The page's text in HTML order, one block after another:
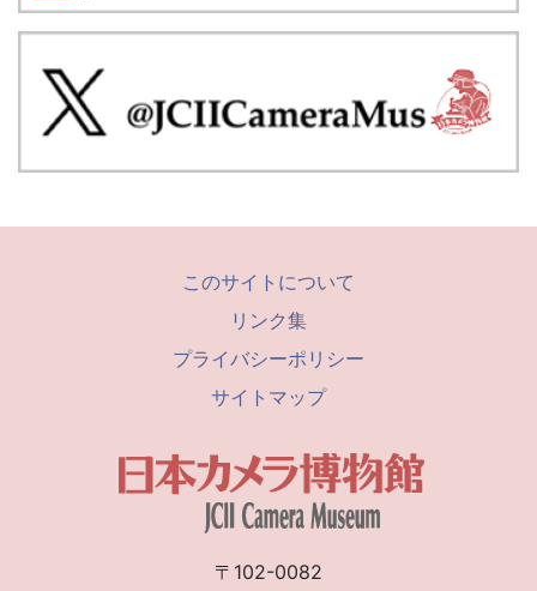
このサイトについて
リンク集
プライバシーポリシー
サイトマップ
〒102-0082